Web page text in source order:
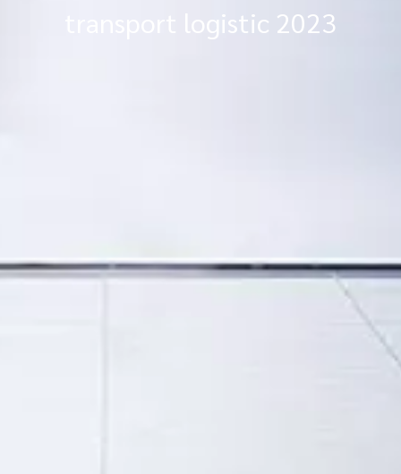
transport logistic 2023